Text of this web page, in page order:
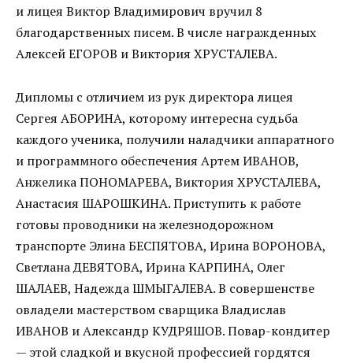
и лицея Виктор Владимирович вручил 8
благодарственных писем. В числе награжденных
Алексей ЕГОРОВ и Виктория ХРУСТАЛЕВА.
Дипломы с отличием из рук директора лицея
Сергея АБОРИНА, которому интересна судьба
каждого ученика, получили наладчики аппаратного
и программного обеспечения Артем ИВАНОВ,
Анжелика ПОНОМАРЕВА, Виктория ХРУСТАЛЕВА,
Анастасия ШАРОШКИНА. Приступить к работе
готовы проводники на железнодорожном
транспорте Элина БЕСПЯТОВА, Ирина ВОРОНОВА,
Светлана ДЕВЯТОВА, Ирина КАРПИНА, Олег
ШАЛАЕВ, Надежда ШМЫГАЛЕВА. В совершенстве
овладели мастерством сварщика Владислав
ИВАНОВ и Александр КУДРЯШОВ. Повар-кондитер
— этой сладкой и вкусной профессией гордятся